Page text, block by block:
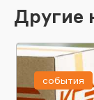
Другие
события